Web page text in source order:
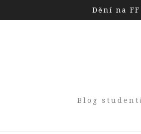
Dění na FF
Blog